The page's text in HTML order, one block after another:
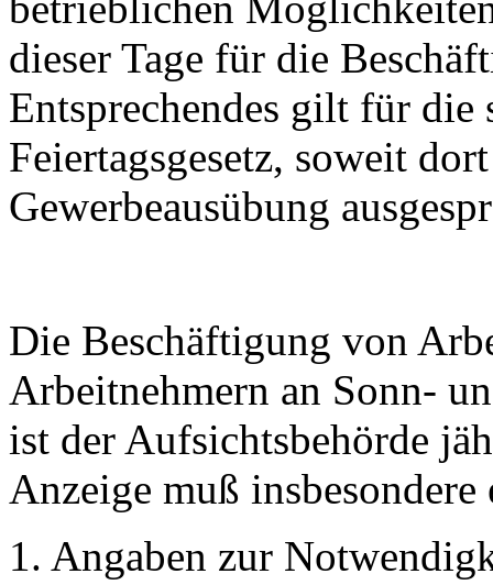
dieser Tage für die
Entsprechendes gilt für die
Feiertagsgesetz, soweit
Gewerbeausübung
Die Beschäftigung von
Arbeitnehmern an Sonn-
ist der Aufsichtsbehörde
Anzeige muß insbesondere
1. Angaben zur